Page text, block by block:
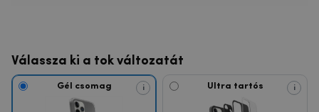
Válassza ki a tok változatát
Gél csomag i Ultra tartós i